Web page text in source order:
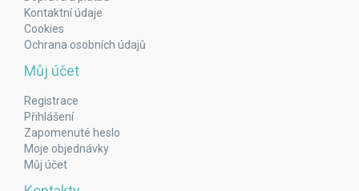
Kontaktní údaje
Cookies
Ochrana osobních údajů
Můj účet
Registrace
Přihlášení
Zapomenuté heslo
Moje objednávky
Můj účet